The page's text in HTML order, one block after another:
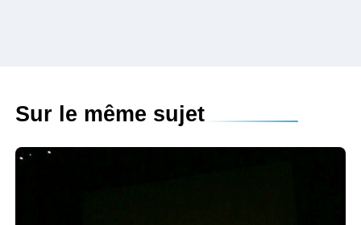
Sur le même sujet